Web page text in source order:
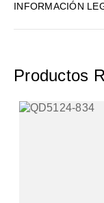
9
INFORMACIÓN
Productos